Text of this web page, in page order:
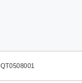
QT0508001